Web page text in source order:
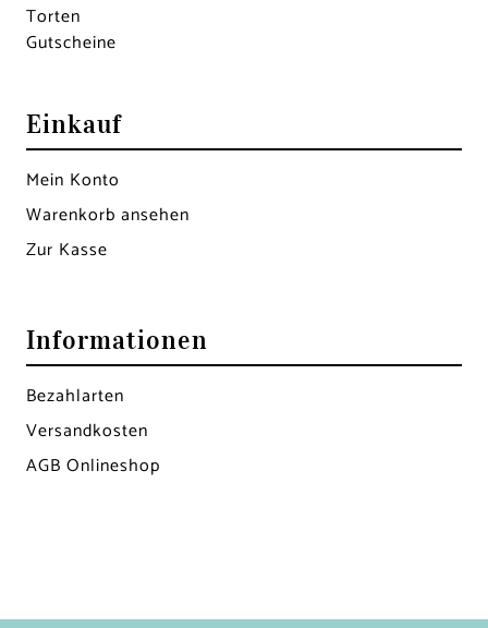
Torten
Gutscheine
Einkauf
Mein Konto
Warenkorb ansehen
Zur Kasse
Informationen
Bezahlarten
Versandkosten
AGB Onlineshop